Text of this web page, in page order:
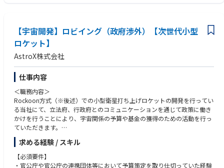
【宇宙開発】ロビイング（政府渉外）【次世代小型
ロケット】
AstroX株式会社
仕事内容
＜職務内容＞
Rockoon方式（※後述）での小型衛星打ち上げロケットの開発を行ってい
る当社にて、立法府、行政府とのコミュニケーションを通じて政策に働き
かけを行うことにより、宇宙関係の予算や基金の獲得のための活動を行っ
ていただきます。
・政策動向に関する最新状況の把握
・戦略の策定、計画実行、アカウントプラン策定
・政府系予算や基金の要件検討時の働きかけ
求める経験 / スキル
【必須要件】
・官公庁や官公庁の連携団体等において予算策定を取り仕切っていた経験